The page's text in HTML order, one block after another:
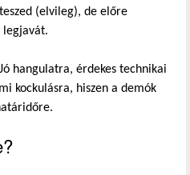
(elvileg), de előre
legjavát.
hangulatra, érdekes technikai
kockulásra, hiszen a demók